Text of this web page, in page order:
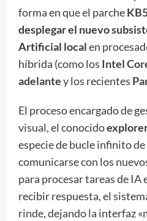
forma en que el parche
desplegar el nuevo
Artificial localen
híbrida (como los Intel
adelantey los recientes
El proceso encargado de
visual, el conocido
especie de bucle infinito
comunicarse con los
para procesar tareas de IA
recibir respuesta, el
rinde, dejando la interfaz